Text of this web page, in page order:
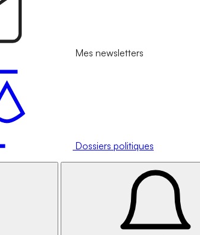
Mes newsletters
Dossiers politiques